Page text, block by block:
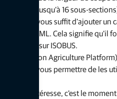
surface (jusqu’à 16 sous-
optique, il vous suffit d'ajouter
ISOXML. Cela signifie qu'il
sur ISOBUS.
vers (Topcon Agriculture
pour vous permettre de
vous intéresse, c'est le